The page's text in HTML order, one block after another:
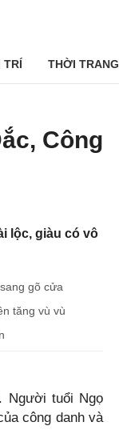
TRÍ THỜI TRANG
Công
lộc, giàu có vô
gõ cửa
tăng vù vù
Người tuổi Ngọ
công danh và